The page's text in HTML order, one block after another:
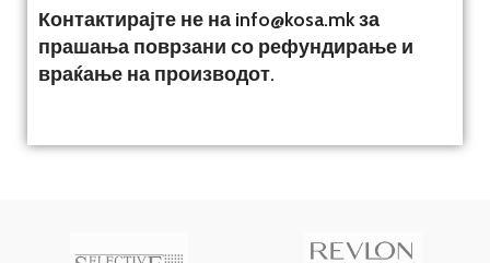
Контактирајте не на info@kosa.mk за
прашања поврзани со рефундирање и
враќање на производот.